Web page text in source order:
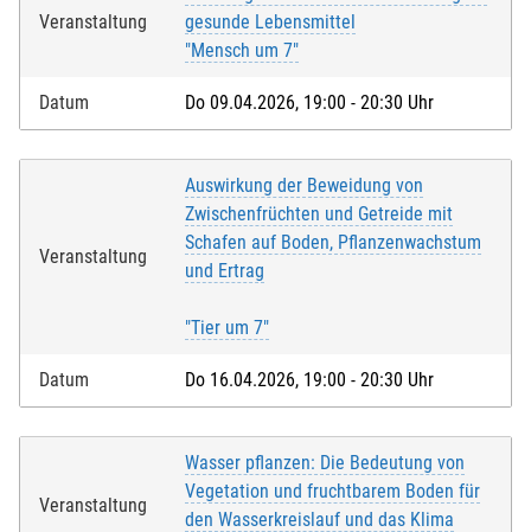
Veranstaltung
gesunde Lebensmittel
"Mensch um 7"
Datum Do 09.04.2026, 19:00 - 20:30 Uhr
Veranstaltung
Auswirkung der Beweidung von
Zwischenfrüchten und Getreide mit
Schafen auf Boden, Pflanzenwachstum
und Ertrag
"Tier um 7"
Datum Do 16.04.2026, 19:00 - 20:30 Uhr
Veranstaltung
Wasser pflanzen: Die Bedeutung von
Vegetation und fruchtbarem Boden für
den Wasserkreislauf und das Klima